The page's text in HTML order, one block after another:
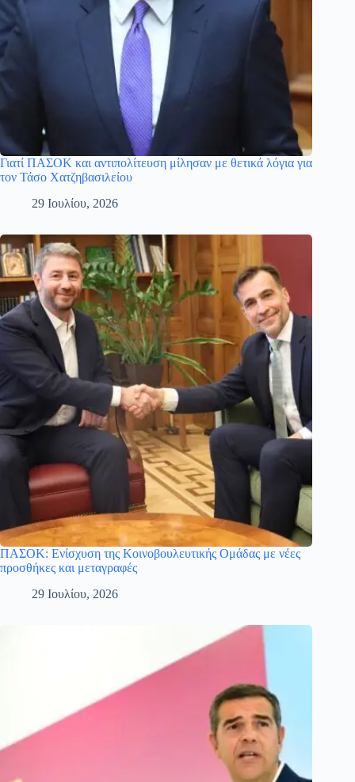
Γιατί ΠΑΣΟΚ και αντιπολίτευση μίλησαν με θετικά λόγια για
τον Τάσο Χατζηβασιλείου
29 Ιουλίου, 2026
ΠΑΣΟΚ: Ενίσχυση της Κοινοβουλευτικής Ομάδας με νέες
προσθήκες και μεταγραφές
29 Ιουλίου, 2026